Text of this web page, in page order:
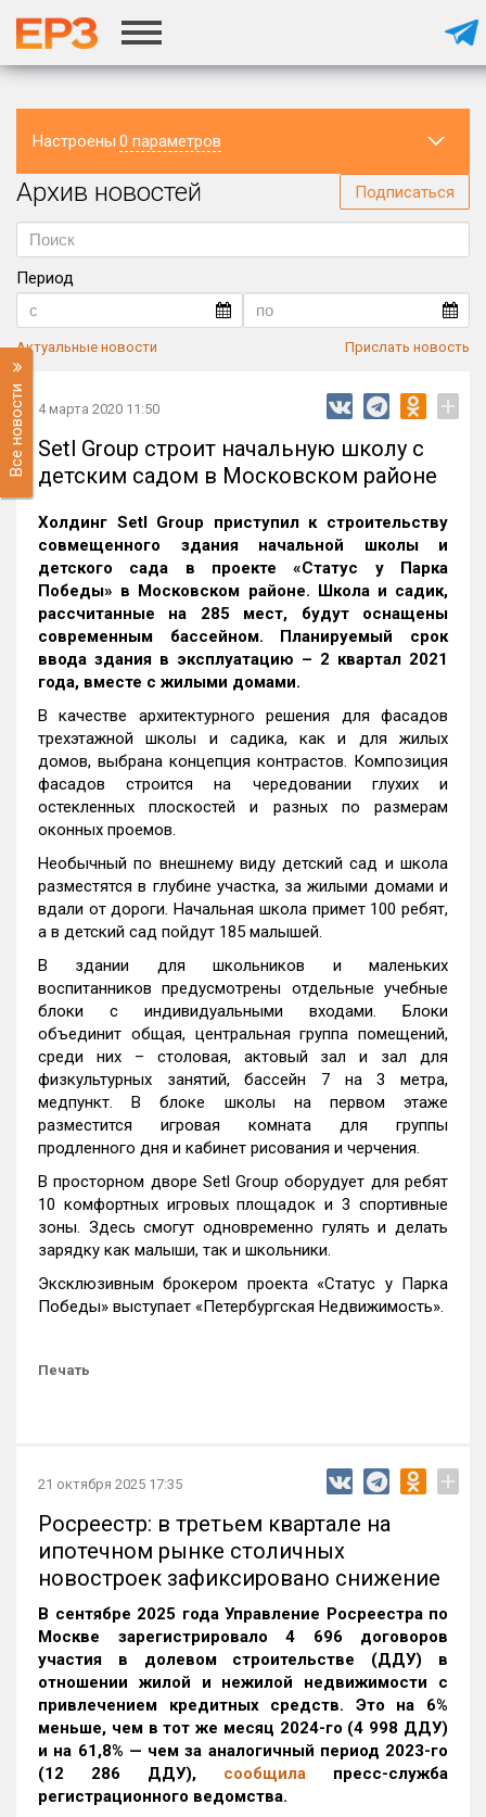
Настроены 0 параметров
Регион
Архив новостей Подписаться
Период
Актуальные новости Прислать новость
Все новости 4 марта 2020 11:50 +
Setl Group строит начальную школу с
детским садом в Московском районе
Холдинг Setl Group приступил к строительству
совмещенного здания начальной школы и
детского сада в проекте «Статус у Парка
Победы» в Московском районе. Школа и садик,
рассчитанные на 285 мест, будут оснащены
современным бассейном. Планируемый срок
ввода здания в эксплуатацию – 2 квартал 2021
года, вместе с жилыми домами.
В качестве архитектурного решения для фасадов
трехэтажной школы и садика, как и для жилых
домов, выбрана концепция контрастов. Композиция
фасадов строится на чередовании глухих и
остекленных плоскостей и разных по размерам
оконных проемов.
Необычный по внешнему виду детский сад и школа
разместятся в глубине участка, за жилыми домами и
вдали от дороги. Начальная школа примет 100 ребят,
а в детский сад пойдут 185 малышей.
В здании для школьников и маленьких
воспитанников предусмотрены отдельные учебные
блоки с индивидуальными входами. Блоки
объединит общая, центральная группа помещений,
среди них – столовая, актовый зал и зал для
физкультурных занятий, бассейн 7 на 3 метра,
медпункт. В блоке школы на первом этаже
разместится игровая комната для группы
продленного дня и кабинет рисования и черчения.
В просторном дворе Setl Group оборудует для ребят
10 комфортных игровых площадок и 3 спортивные
зоны. Здесь смогут одновременно гулять и делать
зарядку как малыши, так и школьники.
Эксклюзивным брокером проекта «Статус у Парка
Победы» выступает «Петербургская Недвижимость».
Печать
21 октября 2025 17:35 +
Росреестр: в третьем квартале на
ипотечном рынке столичных
новостроек зафиксировано снижение
В сентябре 2025 года Управление Росреестра по
Москве зарегистрировало 4 696 договоров
участия в долевом строительстве (ДДУ) в
отношении жилой и нежилой недвижимости с
привлечением кредитных средств. Это на 6%
меньше, чем в тот же месяц 2024-го (4 998 ДДУ)
и на 61,8% — чем за аналогичный период 2023-го
(12 286 ДДУ), сообщила пресс-служба
регистрационного ведомства.